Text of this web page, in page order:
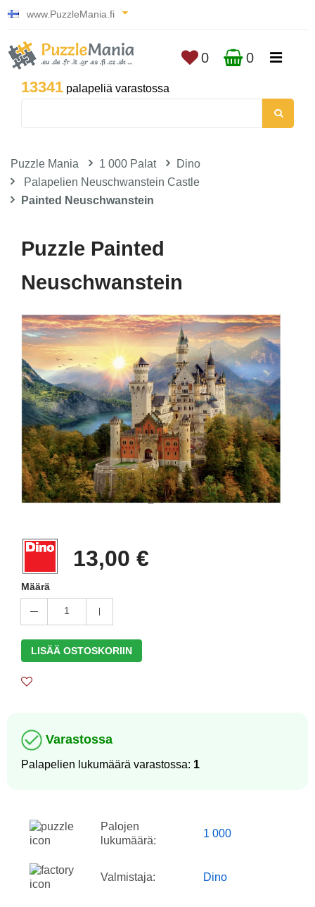
www.PuzzleMania.fi
13341 palapeliä varastossa
0 0
Puzzle Mania 1 000 Palat
Dino
Palapelien Neuschwanstein Castle
Painted Neuschwanstein
Puzzle Painted
Neuschwanstein
13,00 €
Määrä
1
LISÄÄ OSTOSKORIIN
Varastossa
Palapelien lukumäärä varastossa: 1
Palojen
lukumäärä:
1 000
Valmistaja: Dino